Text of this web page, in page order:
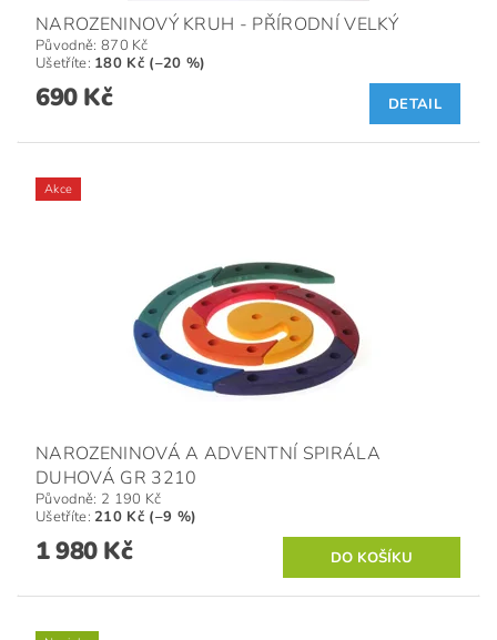
NAROZENINOVÝ KRUH - PŘÍRODNÍ VELKÝ
Původně: 870 Kč
Ušetříte: 180 Kč (–20 %)
690 Kč DETAIL
Akce
NAROZENINOVÁ A ADVENTNÍ SPIRÁLA
DUHOVÁ GR 3210
Původně: 2 190 Kč
Ušetříte: 210 Kč (–9 %)
1 980 Kč